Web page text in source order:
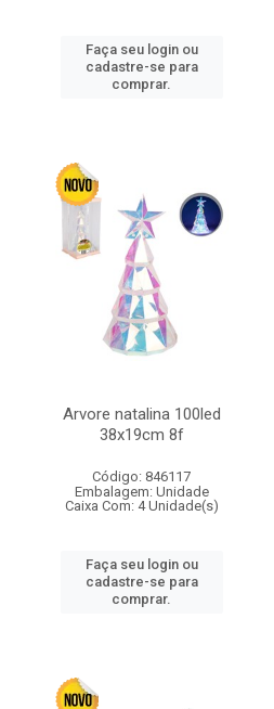
Faça seu login ou
cadastre-se para
comprar.
Arvore natalina 100led
38x19cm 8f
Código: 846117
Embalagem: Unidade
Caixa Com: 4 Unidade(s)
Faça seu login ou
cadastre-se para
comprar.